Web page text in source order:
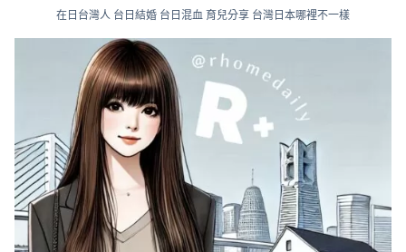
在日台灣人 台日結婚 台日混血 育兒分享 台灣日本哪裡不一樣